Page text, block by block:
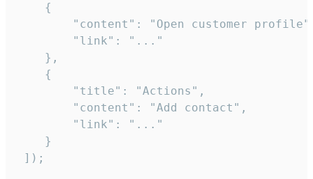
    {
"content": "Open customer
        "link": "..."
    },
    {
        "title": "Actions",
        "content": "Add contact",
        "link": "..."
    }
]);